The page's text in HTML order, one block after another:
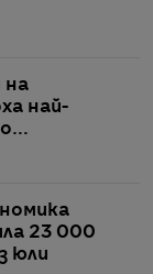
на
най-
насам
23 000
юли